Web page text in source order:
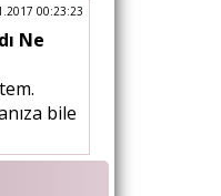
00:23:23
Ne
bile